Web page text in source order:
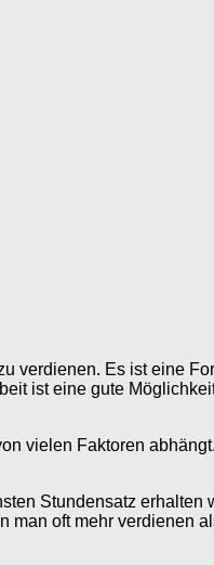
verdienen. Es ist eine
ist eine gute
vielen Faktoren
Stundensatz erhalten
man oft mehr verdienen